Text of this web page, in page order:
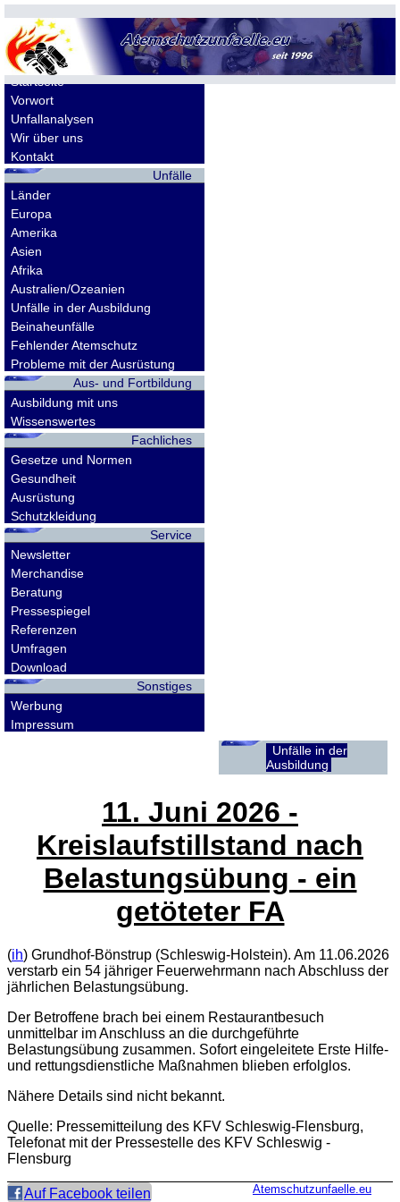
Allgemeines
Startseite
Vorwort
Unfallanalysen
Wir über uns
Kontakt
Unfälle
Länder
Europa
Amerika
Asien
Afrika
Australien/Ozeanien
Unfälle in der Ausbildung
Beinaheunfälle
Fehlender Atemschutz
Probleme mit der Ausrüstung
Aus- und Fortbildung
Ausbildung mit uns
Wissenswertes
Fachliches
Gesetze und Normen
Gesundheit
Ausrüstung
Schutzkleidung
Service
Newsletter
Merchandise
Beratung
Pressespiegel
Referenzen
Umfragen
Download
Sonstiges
Werbung
Impressum
Unfälle in der
Ausbildung
11. Juni 2026 -
Kreislaufstillstand nach
Belastungsübung - ein
getöteter FA
(ih) Grundhof-Bönstrup (Schleswig-Holstein). Am 11.06.2026
verstarb ein 54 jähriger Feuerwehrmann nach Abschluss der
jährlichen Belastungsübung.
Der Betroffene brach bei einem Restaurantbesuch
unmittelbar im Anschluss an die durchgeführte
Belastungsübung zusammen. Sofort eingeleitete Erste Hilfe-
und rettungsdienstliche Maßnahmen blieben erfolglos.
Nähere Details sind nicht bekannt.
Quelle: Pressemitteilung des KFV Schleswig-Flensburg,
Telefonat mit der Pressestelle des KFV Schleswig -
Flensburg
Auf Facebook teilen Atemschutzunfaelle.eu